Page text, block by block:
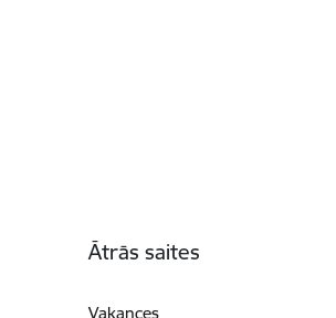
Ātrās saites
Vakances